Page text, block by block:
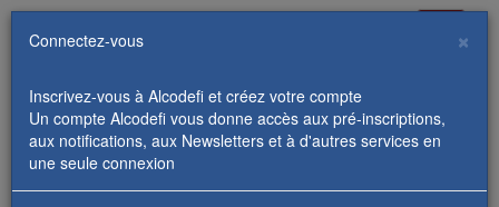
Connectez-vous ×
Inscrivez-vous à Alcodefi et créez votre compte
Un compte Alcodefi vous donne accès aux pré-inscriptions,
aux notifications, aux Newsletters et à d'autres services en
une seule connexion
REJOIGNEZ-NOUS